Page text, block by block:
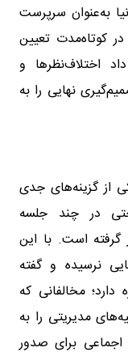
به‌عنوان سرپرست
کوتاه‌مدت تعیین
اختلاف‌نظرها و
نهایی را به
از گزینه‌های جدی
در چند جلسه
گرفته است. با این
نرسیده و گفته
مخالفانی که
مدیریتی را به
اجماعی برای صدور